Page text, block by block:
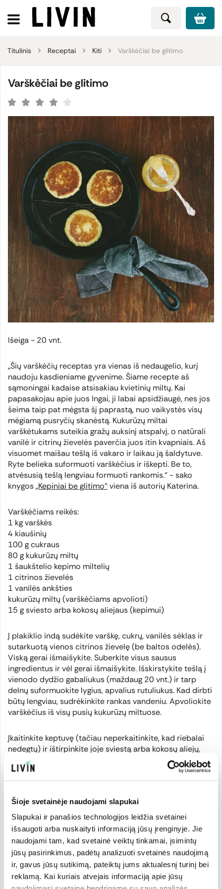
Šioje svetainėje naudojami slapukai
Slapukai ir panašios technologijos leidžia svetainei
išsaugoti arba nuskaityti informaciją jūsų įrenginyje. Jie
naudojami tam, kad svetainė veiktų tinkamai, įsimintų
jūsų pasirinkimus, padėtų analizuoti svetainės naudojimą
ir, gavus jūsų sutikimą, pateiktų jums aktualesnį turinį bei
reklamą. Kai kuriais atvejais informaciją apie jūsų
Titulinis Receptai Kiti Varškėčiai be glitimo
Varškėčiai be glitimo
Išeiga - 20 vnt.
„Šių varškėčių receptas yra vienas iš nedaugelio, kurį
naudoju kasdieniame gyvenime. Šiame recepte aš
sąmoningai kadaise atsisakiau kvietinių miltų. Kai
papasakojau apie juos Ingai, ji labai apsidžiaugė, nes jos
šeima taip pat mėgsta šį paprastą, nuo vaikystės visų
mėgiamą pusryčių skanėstą. Kukurūzų miltai
varškėtukams suteikia gražų auksinį atspalvį, o natūrali
vanilė ir citrinų žievelės paverčia juos itin kvapniais. Aš
visuomet maišau tešlą iš vakaro ir laikau ją šaldytuve.
Ryte belieka suformuoti varškėčius ir iškepti. Be to,
atvėsusią tešlą lengviau formuoti rankomis.“ - sako
knygos„Kepiniai be glitimo“viena iš autorių Katerina.
Varškėčiams reikės:
1 kg varškės
4 kiaušinių
100 g cukraus
80 g kukurūzų miltų
1 šaukštelio kepimo miltelių
1 citrinos žievelės
1 vanilės ankšties
kukurūzų miltų (varškėčiams apvolioti)
15 g sviesto arba kokosų aliejaus (kepimui)
Į plakiklio indą sudėkite varškę, cukrų, vanilės sėklas ir
sutarkuotą vienos citrinos žievelę (be baltos odelės).
Viską gerai išmaišykite. Suberkite visus sausus
ingredientus ir vėl gerai išmaišykite. Išskirstykite tešlą į
vienodo dydžio gabaliukus (maždaug 20 vnt.) ir tarp
delnų suformuokite lygius, apvalius rutuliukus. Kad dirbti
būtų lengviau, sudrėkinkite rankas vandeniu. Apvoliokite
varškėčius iš visų pusių kukurūzų miltuose.
Įkaitinkite keptuvę (tačiau neperkaitinkite, kad riebalai
nedegtų) ir ištirpinkite joje sviestą arba kokosų aliejų,
apkepkite varškėčius iš vienos pusės. Kai viena pusė
gražiai parus, apverskite ant kitos pusės. Uždenkite
keptuvę dangčiu, šiek tiek sumažinkite karštį ir kepkite,
Inga: Šių skanėstų man davė paragauti Katerina. Ji
pasakė keletą gudrybių, kuriomis labai noriu pasidalinti ir
su Jumis. Varškėčiai bus kur kas skanesni, jei juos
kepsite su kokosų aliejumi. Norint sunaudoti nedaug
aliejaus ir gerai juos iškepti, reikia keptuvę užvožti
dangčiu, kepti vidutiniame karštyje ir niekur neskubėti.
Jūsų kantrybė bus vainikuota neregėta sėkme. Verta